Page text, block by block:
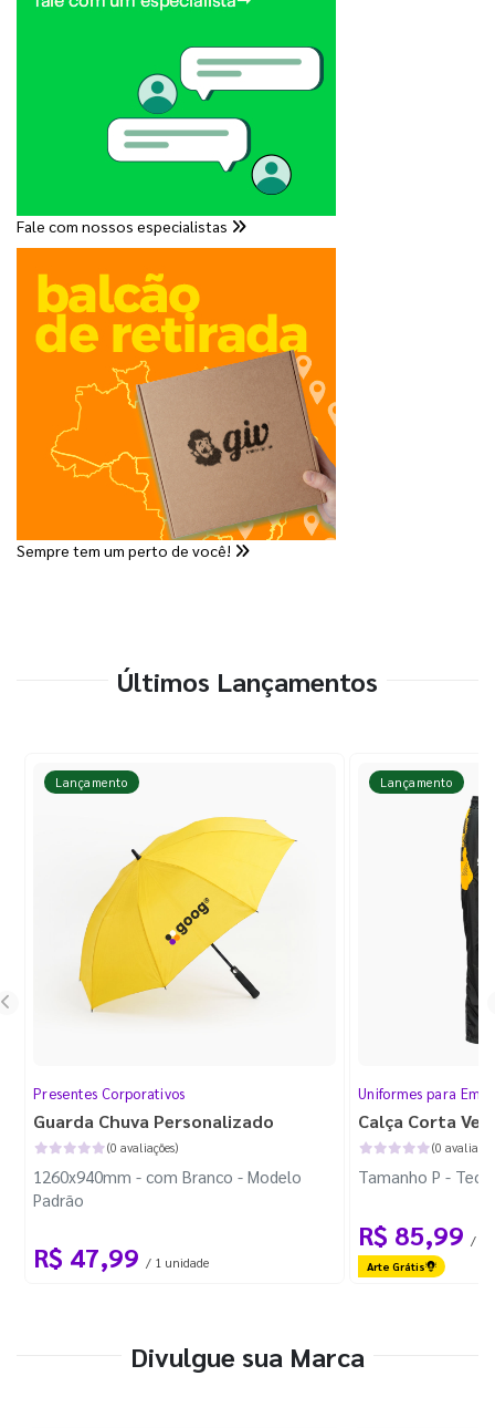
Fale com nossos especialistas
Sempre tem um perto de você!
Últimos Lançamentos
Lançamento
Presentes Corporativos
Guarda Chuva Personalizado
(0 avaliações)
1260x940mm - com Branco - Modelo
Padrão
R$ 47,99 / 1 unidade
Lançamento
Uniformes para
Calça Corta
(0
Tamanho P -
R$ 85,99 / 1
Arte Grátis
Divulgue sua Marca